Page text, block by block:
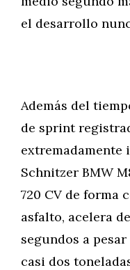
el desarrollo
Además del
de sprint
extremadamente
Schnitzer BMW
720 CV de forma
asfalto, acelera
segundos a
casi dos